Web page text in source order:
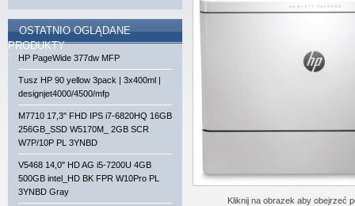
Kliknij na obrazek aby obejrzeć
OSTATNIO OGLĄDANE
PRODUKTY
HP PageWide 377dw MFP
Tusz HP 90 yellow 3pack | 3x400ml |
designjet4000/4500/mfp
M7710 17,3'' FHD IPS i7-6820HQ 16GB
256GB_SSD W5170M_ 2GB SCR
W7P/10P PL 3YNBD
V5468 14,0'' HD AG i5-7200U 4GB
500GB intel_HD BK FPR W10Pro PL
3YNBD Gray